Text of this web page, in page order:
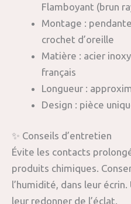
Flamboyant (brun
Montage :
crochet d’oreille
Matière : acier
français
Longueur :
Design : pièce
✨ Conseils d’entretien
Évite les contacts
produits chimiques.
l’humidité, dans leur
leur redonner de l’éclat.